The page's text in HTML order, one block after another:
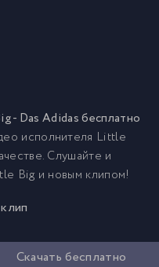
- Das Adidas бесплатно
исполнителя Little
Слушайте и
Big и новым клипом!
Скачать бесплатно